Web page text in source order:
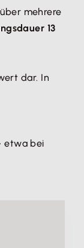
mehrere
13
dar. In
etwa bei